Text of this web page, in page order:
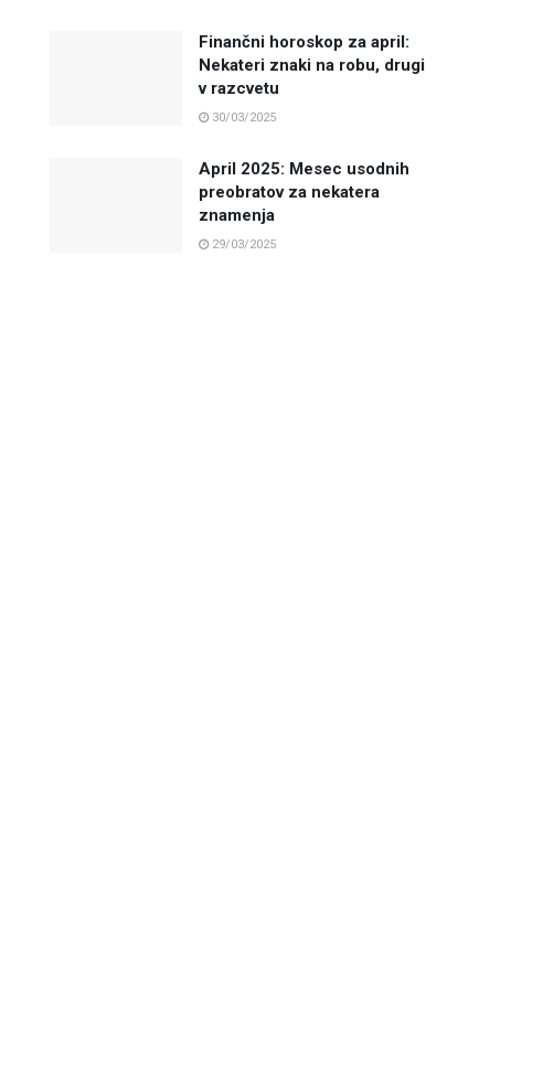
Finančni horoskop za april:
Nekateri znaki na robu, drugi
v razcvetu
30/03/2025
April 2025: Mesec usodnih
preobratov za nekatera
znamenja
29/03/2025